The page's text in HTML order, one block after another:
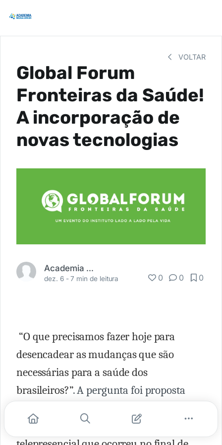
VOLTAR
Global Forum
Fronteiras da Saúde!
A incorporação de
novas tecnologias
Academia Médica
dez. 6 -7 min de leitura 0 0 0
“O que precisamos fazer hoje para
desencadear as mudanças que são
necessárias para a saúde dos
brasileiros?”. A pergunta foi proposta
Fronteiras da Saúde,
evento